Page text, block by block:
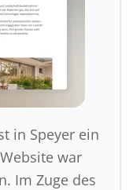
in Speyer ein
war
Im Zuge des